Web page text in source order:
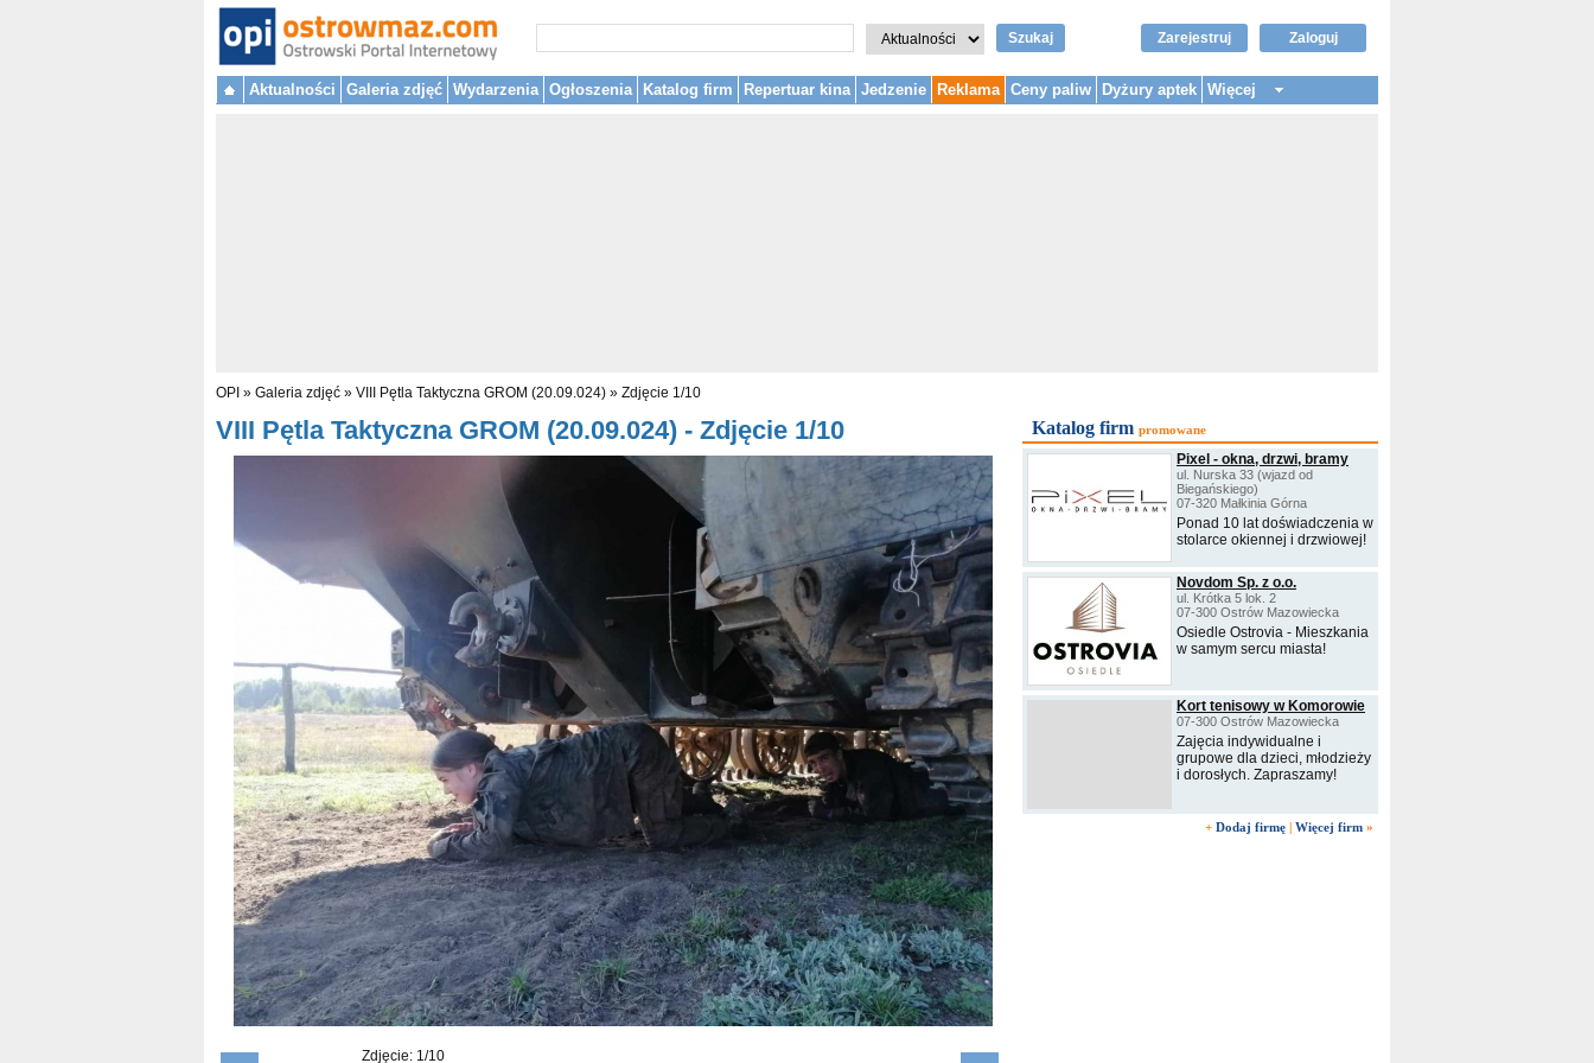
Szukaj Zaloguj
Zarejestruj
Aktualności Galeria zdjęć Wydarzenia Ogłoszenia Katalog firm Repertuar kina Jedzenie Reklama Ceny paliw Dyżury aptek Więcej
OPI » Galeria zdjęć » VIII Pętla Taktyczna GROM (20.09.024) » Zdjęcie 1/10
VIII Pętla Taktyczna GROM (20.09.024) - Zdjęcie 1/10
Zdjęcie: 1/10
Katalog firm promowane
Pixel - okna, drzwi, bramy
ul. Nurska 33 (wjazd od
Biegańskiego)
07-320 Małkinia Górna
Ponad 10 lat doświadczenia w
stolarce okiennej i drzwiowej!
Novdom Sp. z o.o.
ul. Krótka 5 lok. 2
07-300 Ostrów Mazowiecka
Osiedle Ostrovia - Mieszkania
w samym sercu miasta!
Kort tenisowy w Komorowie
07-300 Ostrów Mazowiecka
Zajęcia indywidualne i
grupowe dla dzieci, młodzieży
i dorosłych. Zapraszamy!
+ Dodaj firmę | Więcej firm »